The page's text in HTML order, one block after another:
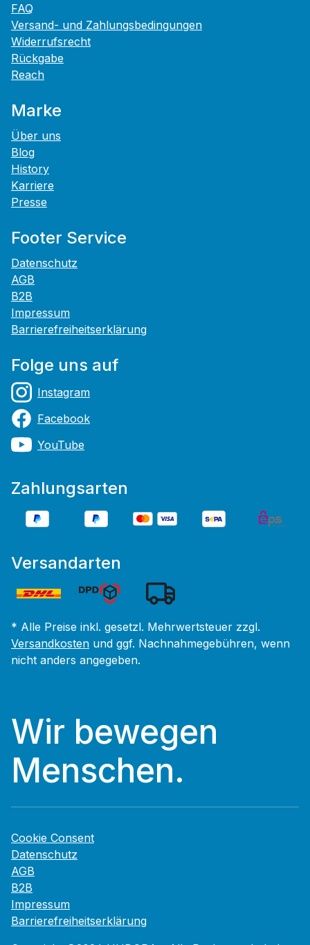
FAQ
Versand- und Zahlungsbedingungen
Widerrufsrecht
Rückgabe
Reach
Marke
Über uns
Blog
History
Karriere
Presse
Footer Service
Datenschutz
AGB
B2B
Impressum
Barrierefreiheitserklärung
Folge uns auf
Instagram
Facebook
YouTube
Zahlungsarten
Versandarten
* Alle Preise inkl. gesetzl. Mehrwertsteuer zzgl.
Versandkosten und ggf. Nachnahmegebühren, wenn
nicht anders angegeben.
Wir bewegen
Menschen.
Cookie Consent
Datenschutz
AGB
B2B
Impressum
Barrierefreiheitserklärung